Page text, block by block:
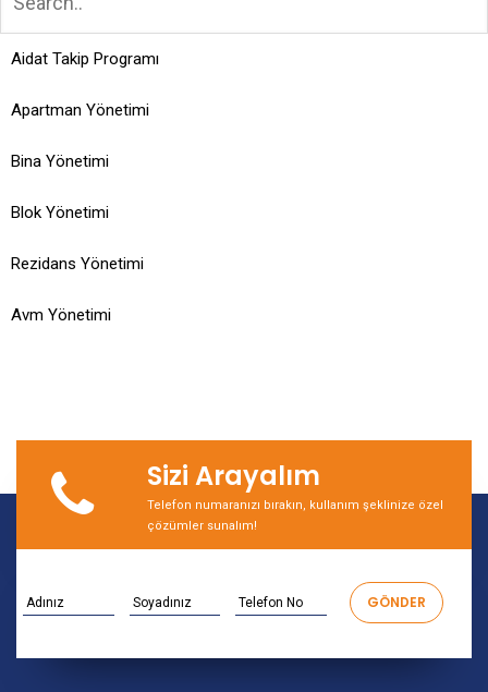
Aidat Takip Programı
Apartman Yönetimi
Bina Yönetimi
Blok Yönetimi
Rezidans Yönetimi
Avm Yönetimi
Sizi Arayalım
Telefon numaranızı bırakın, kullanım şeklinize özel
çözümler sunalım!